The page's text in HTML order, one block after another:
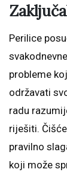
Perilice
probleme
održavati
radu
riješiti.
pravilno
koji može